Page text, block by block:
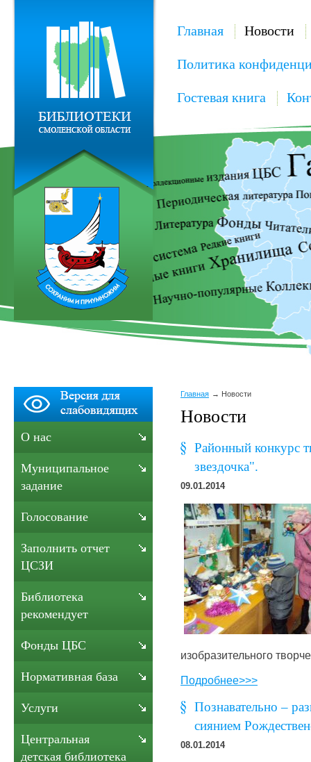
Главная Новости
Политика
Гостевая книга
Главная Новости
Новости
Районный конкурс
звездочка".
09.01.2014
изобразительного
Подробнее>>>
Познавательно –
сиянием
08.01.2014
О нас
Муниципальное
задание
Голосование
Заполнить отчет
ЦСЗИ
Библиотека
рекомендует
Фонды ЦБС
Нормативная база
Услуги
Центральная
детская библиотека